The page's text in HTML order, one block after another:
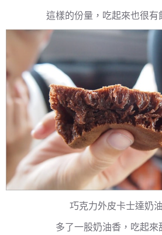
這樣的份量，吃起來也很有
巧克力外皮卡士達奶
多了一股奶油香，吃起來